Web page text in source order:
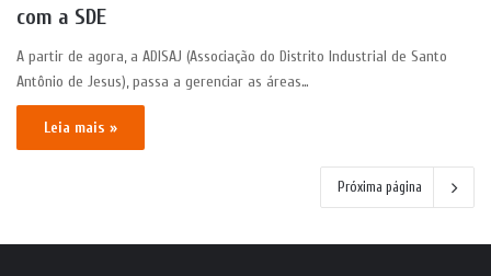
com a SDE
A partir de agora, a ADISAJ (Associação do Distrito Industrial de Santo
Antônio de Jesus), passa a gerenciar as áreas…
Leia mais »
Próxima página